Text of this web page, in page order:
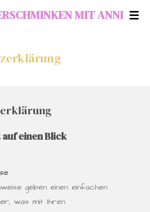
MIT ANNI
auf einen Blick
geben einen einfachen
was mit Ihren